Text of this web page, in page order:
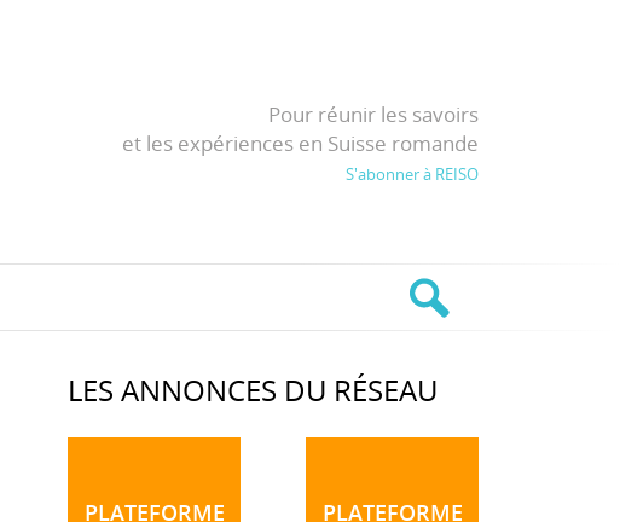
Pour réunir les savoirs
et les expériences en Suisse romande
S'abonner à REISO
LES ANNONCES DU RÉSEAU
PLATEFORME
PLATEFORME